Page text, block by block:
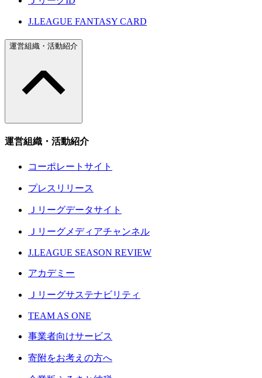
J.LEAGUE FANTASY CARD
運営組織・活動紹介
運営組織・活動紹介
コーポレートサイト
プレスリリース
Ｊリーグデータサイト
Ｊリーグメディアチャンネル
J.LEAGUE SEASON REVIEW
アカデミー
Ｊリーグサステナビリティ
TEAM AS ONE
事業者向けサービス
寄附をお考えの方へ